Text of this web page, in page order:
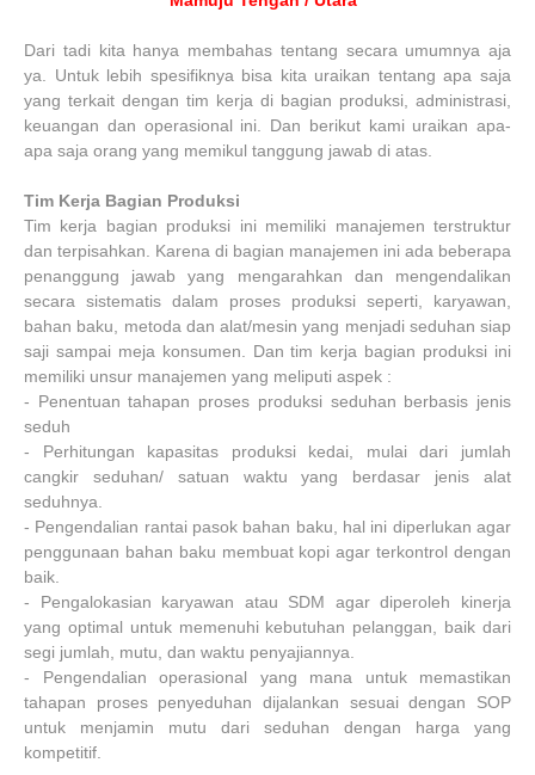
Dari tadi kita hanya membahas tentang secara umumnya aja
ya. Untuk lebih spesifiknya bisa kita uraikan tentang apa saja
yang terkait dengan tim kerja di bagian produksi, administrasi,
keuangan dan operasional ini. Dan berikut kami uraikan apa-
apa saja orang yang memikul tanggung jawab di atas.
Tim Kerja Bagian Produksi
Tim kerja bagian produksi ini memiliki manajemen terstruktur
dan terpisahkan. Karena di bagian manajemen ini ada beberapa
penanggung jawab yang mengarahkan dan mengendalikan
secara sistematis dalam proses produksi seperti, karyawan,
bahan baku, metoda dan alat/mesin yang menjadi seduhan siap
saji sampai meja konsumen. Dan tim kerja bagian produksi ini
memiliki unsur manajemen yang meliputi aspek :
- Penentuan tahapan proses produksi seduhan berbasis jenis
seduh
-
Perhitungan kapasitas produksi kedai, mulai dari jumlah
cangkir seduhan/ satuan waktu yang berdasar jenis alat
seduhnya.
- Pengendalian rantai pasok bahan baku, hal ini diperlukan agar
penggunaan bahan baku membuat kopi agar terkontrol dengan
baik.
-
Pengalokasian karyawan atau SDM agar diperoleh kinerja
yang optimal untuk memenuhi kebutuhan pelanggan, baik dari
segi jumlah, mutu, dan waktu penyajiannya.
-
Pengendalian operasional yang mana untuk memastikan
tahapan proses penyeduhan dijalankan sesuai dengan SOP
untuk menjamin mutu dari seduhan dengan harga yang
kompetitif.